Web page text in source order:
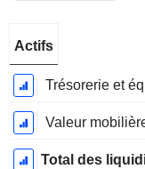
Fiscale:
Janvier
Actifs
Trésorerie et
Total des